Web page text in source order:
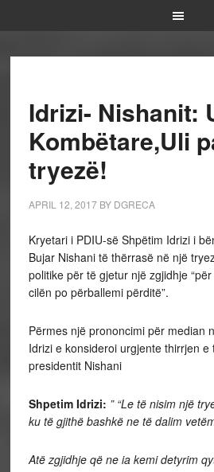
Idrizi- Nishanit:
Kombëtare,Uli
tryezë!
APRIL 12, 2017BY DGRECA
Kryetari i PDIU-së Shpëtim Idrizi i
Bujar Nishani të thërrasë në një
politike për të gjetur një zgjidhje
cilën po përballemi përditë”.
Përmes një prononcimi për median
Idrizi e konsideroi urgjente thirrjen
presidentit Nishani
Shpetim Idrizi: ” “Le të nisim një
ku të gjithë bashkë ne të dalim
Atë zgjidhje që ne ia kemi detyrim